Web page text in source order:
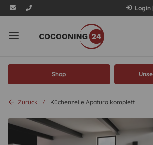
Login
Shop
Zurück Küchenzeile Apatura komplett